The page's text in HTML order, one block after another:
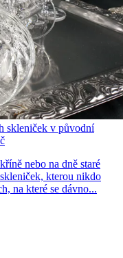
skleniček v původní
nebo na dně staré
kterou nikdo
na které se dávno...